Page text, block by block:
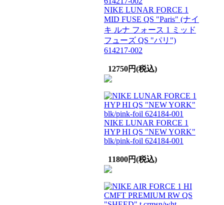
NIKE LUNAR FORCE 1
MID FUSE QS "Paris" (ナイ
キ ルナ フォース 1 ミッド
フューズ QS "パリ")
614217-002
12750円(税込)
NIKE LUNAR FORCE 1
HYP HI QS "NEW YORK"
blk/pink-foil 624184-001
11800円(税込)